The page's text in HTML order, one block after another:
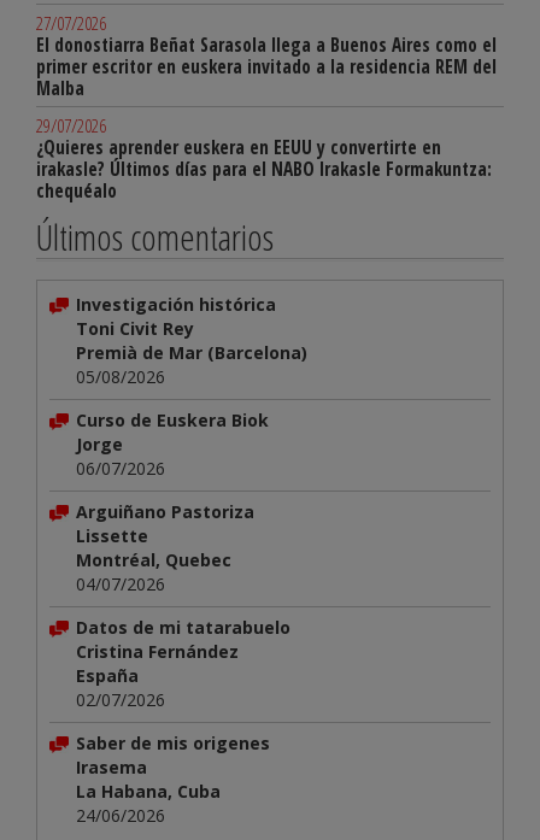
27/07/2026
El donostiarra Beñat Sarasola llega a Buenos Aires como el
primer escritor en euskera invitado a la residencia REM del
Malba
29/07/2026
¿Quieres aprender euskera en EEUU y convertirte en
irakasle? Últimos días para el NABO Irakasle Formakuntza:
chequéalo
Últimos comentarios
Investigación histórica
Toni Civit Rey
Premià de Mar (Barcelona)
05/08/2026
Curso de Euskera Biok
Jorge
06/07/2026
Arguiñano Pastoriza
Lissette
Montréal, Quebec
04/07/2026
Datos de mi tatarabuelo
Cristina Fernández
España
02/07/2026
Saber de mis origenes
Irasema
La Habana, Cuba
24/06/2026